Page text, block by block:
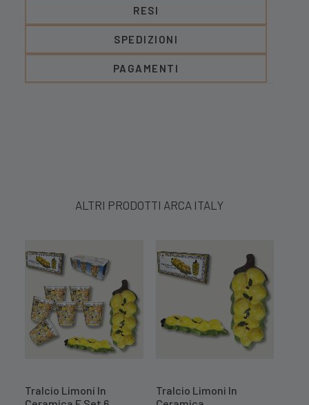
RESI
SPEDIZIONI
PAGAMENTI
ALTRI PRODOTTI ARCA ITALY
Tralcio Limoni In
Tralcio Limoni In